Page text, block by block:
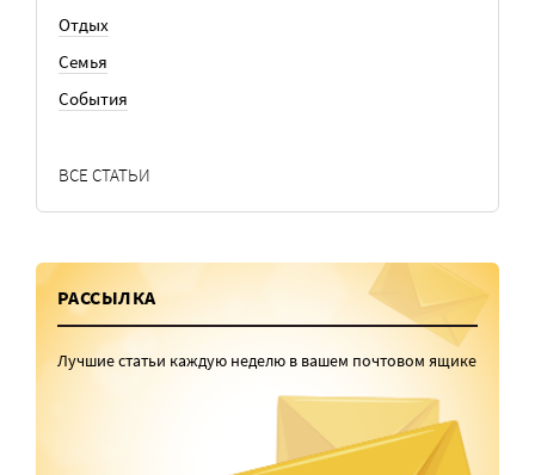
Отдых
Семья
События
ВСЕ СТАТЬИ
РАССЫЛКА
Лучшие статьи каждую неделю в вашем почтовом ящике